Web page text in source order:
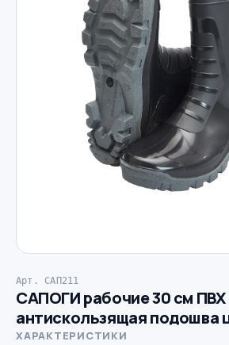
Арт. САП211
САПОГИ рабочие 30 см
антискользящая подошва
ХАРАКТЕРИСТИКИ